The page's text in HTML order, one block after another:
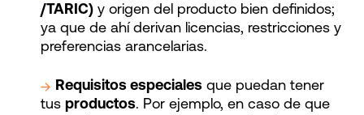
/TARIC) y origen del producto bien definidos;
ya que de ahí derivan licencias, restricciones y
preferencias arancelarias.
Requisitos especiales que puedan tener
tus productos. Por ejemplo, en caso de que